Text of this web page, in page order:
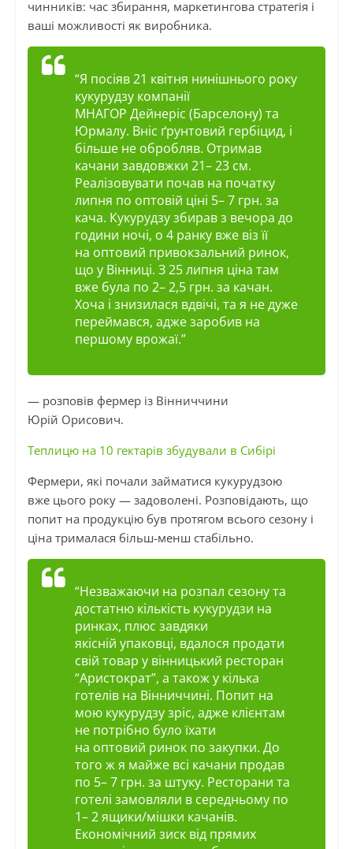
чинників: час збирання, маркетингова стратегія і
ваші можливості як виробника.
“Я посіяв 21 квітня нинішнього року
кукурудзу компанії
МНАГОР Дейнеріс (Барселону) та
Юрмалу. Вніс ґрунтовий гербіцид, і
більше не обробляв. Отримав
качани завдовжки 21– 23 см.
Реалізовувати почав на початку
липня по оптовій ціні 5– 7 грн. за
кача. Кукурудзу збирав з вечора до
години ночі, о 4 ранку вже віз її
на оптовий привокзальний ринок,
що у Вінниці. З 25 липня ціна там
вже була по 2– 2,5 грн. за качан.
Хоча і знизилася вдвічі, та я не дуже
переймався, адже заробив на
першому врожаї.”
— розповів фермер із Вінниччини
Юрій Орисович.
Теплицю на 10 гектарів збудували в Сибірі
Фермери, які почали займатися кукурудзою
вже цього року — задоволені. Розповідають, що
попит на продукцію був протягом всього сезону і
ціна трималася більш-менш стабільно.
“Незважаючи на розпал сезону та
достатню кількість кукурудзи на
ринках, плюс завдяки
якісній упаковці, вдалося продати
свій товар у вінницький ресторан
“Аристократ”, а також у кілька
готелів на Вінниччині. Попит на
мою кукурудзу зріс, адже клієнтам
не потрібно було їхати
на оптовий ринок по закупки. До
того ж я майже всі качани продав
по 5– 7 грн. за штуку. Ресторани та
готелі замовляли в середньому по
1– 2 ящики/мішки качанів.
Економічний зиск від прямих